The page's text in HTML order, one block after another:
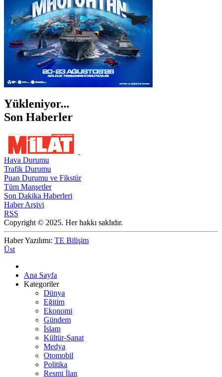
Yükleniyor...
Son Haberler
Hava Durumu
Trafik Durumu
Puan Durumu ve Fikstür
Tüm Manşetler
Son Dakika Haberleri
Haber Arşivi
RSS
Copyright © 2025. Her hakkı saklıdır.
Haber Yazılımı: TE Bilişim
Üst
Ana Sayfa
Kategoriler
Dünya
Eğitim
Ekonomi
Gündem
İslam
Kültür-Sanat
Medya
Otomobil
Politika
Resmi İlan